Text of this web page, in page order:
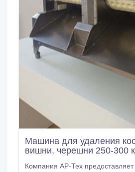
Машина для удаления
вишни, черешни 250-300
Компания АР-Тех